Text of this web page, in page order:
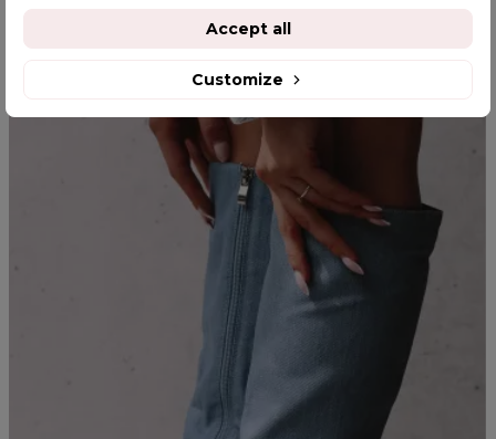
YOU MIGHT ALSO LIKE
Customize
Accept all